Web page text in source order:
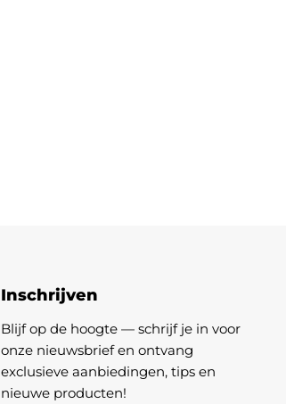
Inschrijven
Blijf op de hoogte — schrijf je in voor
onze nieuwsbrief en ontvang
exclusieve aanbiedingen, tips en
nieuwe producten!